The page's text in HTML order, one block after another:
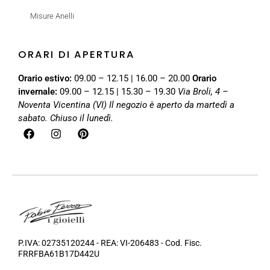
Misure Anelli
ORARI DI APERTURA
Orario estivo: 09.00 – 12.15 | 16.00 – 20.00 Orario
invernale: 09.00 – 12.15 | 15.30 – 19.30 Via Broli, 4 –
Noventa Vicentina (VI) Il negozio è aperto da martedì a
sabato. Chiuso il lunedì.
P.IVA: 02735120244 - REA: VI-206483 - Cod. Fisc.
FRRFBA61B17D442U